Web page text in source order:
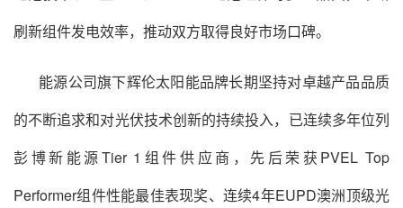
刷新组件发电效率，推动双方取得良好市场口碑。
能源公司旗下辉伦太阳能品牌长期坚持对卓越产品品质
的不断追求和对光伏技术创新的持续投入，已连续多年位列
彭博新能源Tier 1组件供应商，先后荣获PVEL Top
Performer组件性能最佳表现奖、连续4年EUPD澳洲顶级光